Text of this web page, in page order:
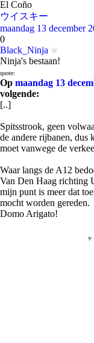
El Coño
ウイスキー
maandag 13 december
0
Black_Ninja
Ninja's bestaan!
quote:
Op maandag 13
volgende:
[..]
Spitsstrook, geen
de andere rijbanen, dus
moet vanwege de
Waar langs de A12
Van Den Haag richting
mijn punt is meer dat
mocht worden gereden.
Domo Arigato!
▼